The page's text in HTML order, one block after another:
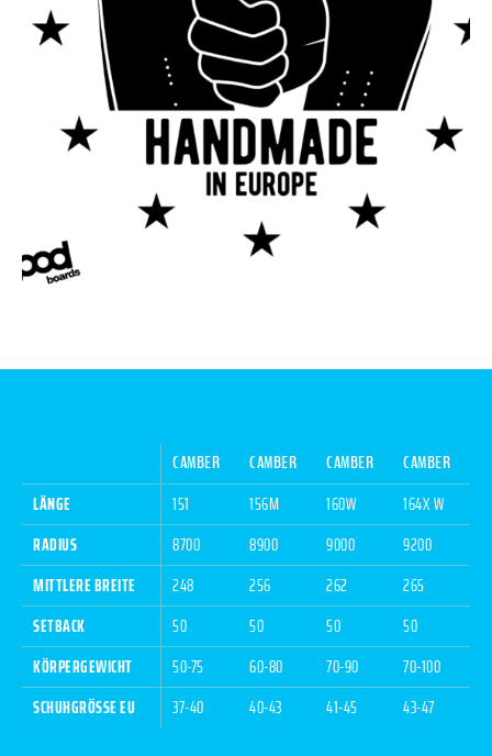
CAMBER CAMBER CAMBER CAMBER
LÄNGE 151 156M 160W
164X W
RADIUS
8700 8900 9000
9200
MITTLERE BREITE
248 256 262
265
SETBACK
50 50 50
50
KÖRPERGEWICHT
50-75 60-80 70-90
70-100
SCHUHGRÖSSE EU
37-40 40-43 41-45 43-47